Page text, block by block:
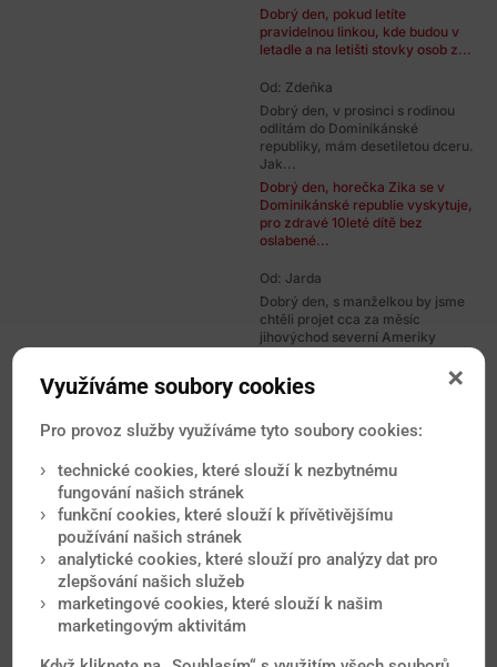
Dobrý den, pokud letíte
pravidelnou linkou, kde budou v
letadle a na letišti stovky osob z...
Od: Zdeňka
Dobrý den, v prosinci s rodinou
odlítám do Dominikánské
republiky, mám desetiletou dceru.
Jak...
Dobrý den, horečka Zika se v
Dominikánské republie vyskytuje,
pro zdravé 10leté dítě bez
oslabené...
Od: Jarda
Dobrý den, s manželkou by jsme
chtěli projet cca za měsíc
jihovýchod severní Ameriky
Dobrý den, z očkování by byly
vhodné alespoň vakcíny proti
Vašeho...
Od: Monika
chystáme na začiatku marca do
Dominikánskej republiky na
Dobrý den, 80 % případů horečky
pravděpodobně vyskytuje i v...
Využíváme soubory cookies
Pro provoz služby využíváme tyto soubory cookies:
technické cookies, které slouží k nezbytnému
fungování našich stránek
funkční cookies, které slouží k přívětivějšímu
používání našich stránek
analytické cookies, které slouží pro analýzy dat pro
zlepšování našich služeb
marketingové cookies, které slouží k našim
marketingovým aktivitám